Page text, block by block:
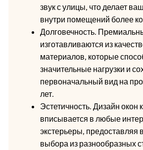
звук с улицы, что делает
внутри помещений более
Долговечность.
изготавливаются из
материалов, которые
значительные нагрузки и
первоначальный вид на
лет.
Эстетичность. Дизайн окон
вписывается в любые
экстерьеры, предоставляя
выбора из разнообразных